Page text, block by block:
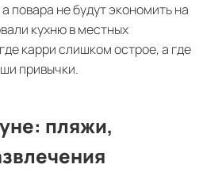
повара не будут экономить на
кухню в местных
карри слишком острое, а где
привычки.
пляжи,